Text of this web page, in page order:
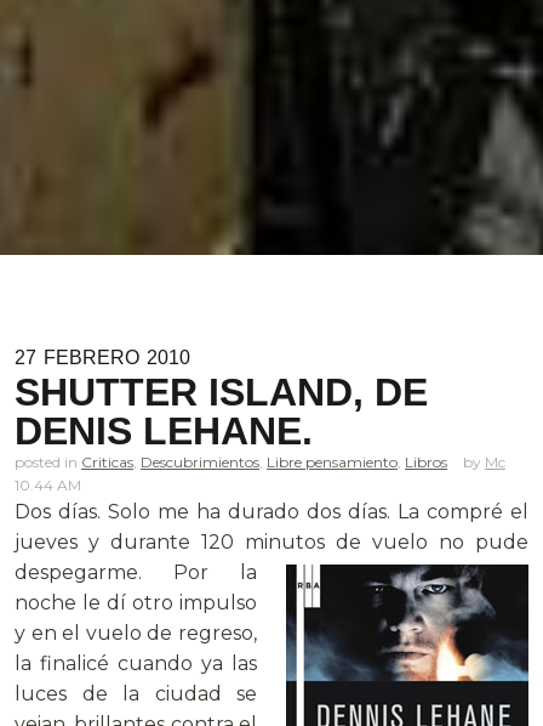
27 FEBRERO 2010
SHUTTER ISLAND, DE
DENIS LEHANE.
posted in Criticas Descubrimientos Libre pensamiento Libros
Mc
10.44 AM
Dos días. Solo me ha durado dos días. La compré el
jueves y durante 120 minutos de vuelo no pude
despegarme. Por la
noche le dí otro impulso
y en el vuelo de regreso,
la finalicé cuando ya las
luces de la ciudad se